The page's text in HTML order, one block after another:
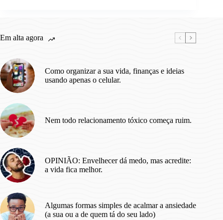
Em alta agora
Como organizar a sua vida, finanças e ideias
usando apenas o celular.
Nem todo relacionamento tóxico começa ruim.
OPINIÃO: Envelhecer dá medo, mas acredite:
a vida fica melhor.
Algumas formas simples de acalmar a ansiedade
(a sua ou a de quem tá do seu lado)